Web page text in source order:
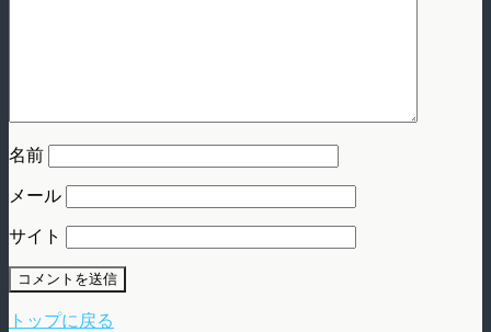
名前
メール
サイト
トップに戻る